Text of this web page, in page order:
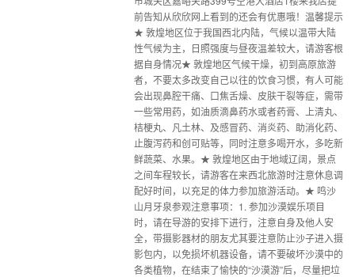
前告知从欣欣网上看到的还会有优惠哦！温馨提示
★ 敦煌地区位于我国西北内陆，气候以温带大陆
性气候为主，日照强度与昼夜温差较大，请游客根
据自身情况★ 敦煌地区气候干燥，初到高原旅游
者，不要太多改变自己以往的饮食习惯，有人可能
会出现鼻腔干痛、口焦舌燥、皮肤干裂等症，需带
一些常用药，如油质滴鼻药水或者药膏、上清丸、
桔梗丸、凡土林、及感冒药、消炎药、助消化药、
止腹泻药和创可贴等，同时注意多喝开水，多吃新
鲜蔬菜、水果。★ 敦煌地区由于地域辽阔，景点
之间车程较长，请游客在来西北旅游时注意休息调
配好时间，以充足的体力参加旅游活动。★ 鸣沙
山月牙泉参观注意事项：1. 参加沙漠娱乐项目
时，请在导游的安排下进行，注意自身及他人安
全，带摄影器材的朋友尤其要注意防止沙子进入摄
影包内，以免损坏机器设备，请不要破坏沙漠中的
各类植物，在结束了愉快的“沙漠游”后，尽量把垃